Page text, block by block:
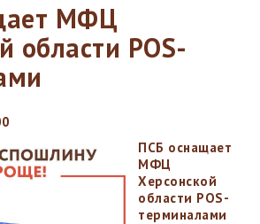
МФЦ
области POS-
ПСБ оснащает
МФЦ
Херсонской
области POS-
терминалами